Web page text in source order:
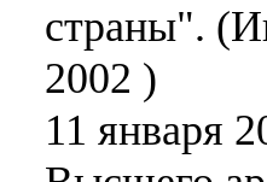
страны".
2002 )
11 января